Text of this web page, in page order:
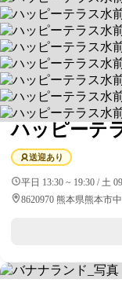
ハッピーテ
送迎あり
平日 13:30 ~ 19:30 / 土
8620970 熊本県熊本市